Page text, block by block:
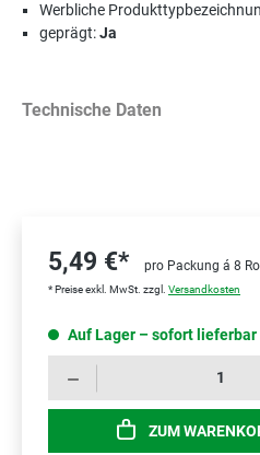
Werbliche
geprägt:Ja
Technische Daten
5,49 €* pro Packung á 8
* Preise exkl. MwSt. zzgl. Versandkosten
Auf Lager – sofort lieferbar
ZUM